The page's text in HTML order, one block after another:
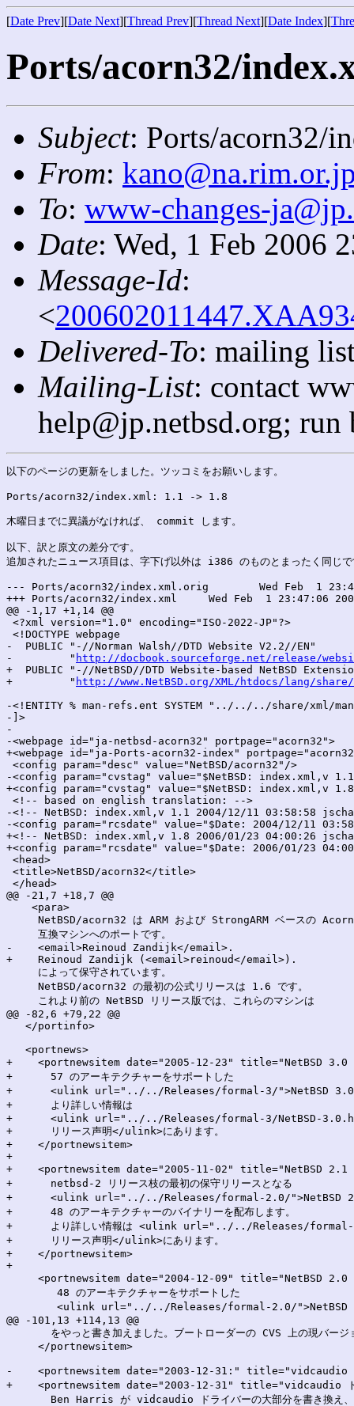
[Date Prev][Date Next][Thread Prev][Thread Next][Date Index][
Ports/acorn32/
Subject: Ports/acorn32/
From:
To: www-changes-
Date: Wed, 1 Feb 2006
Message-Id:
<
Delivered-To: mailing
Mailing-List: contact
help@jp.netbsd.org;
以下のページの更新をしました。ツッコミをお願いします。
Ports/acorn32/index.xml: 1.1 -> 1.8
木曜日までに異議がなければ、 commit します。
以下、訳と原文の差分です。
追加されたニュース項目は、字下げ以外は i386 のものとまったく同じで
--- Ports/acorn32/index.xml.orig	Wed Feb  1 23:47:06 2006
+++ Ports/acorn32/index.xml	Wed Feb  1 23:47:06 2006
@@ -1,17 +1,14 @@
<?xml version="1.0" encoding="ISO-2022-JP"?>
<!DOCTYPE webpage
-  PUBLIC "-//Norman Walsh//DTD Website V2.2//EN"
-         " http://docbook.sourceforge.net/release/
+  PUBLIC "-//NetBSD//DTD Website-based NetBSD
+         " http://www.NetBSD.org/XML/htdocs/lang/
-<!ENTITY % man-refs.ent SYSTEM "../../../share/xml/
-]>
-
-<webpage id="ja-netbsd-acorn32" portpage="acorn32">
+<webpage id="ja-Ports-acorn32-index"
<config param="desc" value="NetBSD/acorn32"/>
-<config param="cvstag" value="$NetBSD: index.xml,v
+<config param="cvstag" value="$NetBSD: index.xml,v
<!-- based on english translation: -->
-<!-- NetBSD: index.xml,v 1.1 2004/12/11 03:58:58
-<config param="rcsdate" value="$Date: 2004/12/11
+<!-- NetBSD: index.xml,v 1.8 2006/01/23 04:00:26
+<config param="rcsdate" value="$Date: 2006/01/23
<head>
<title>NetBSD/acorn32</title>
</head>
@@ -21,7 +18,7 @@
    <para>
NetBSD/acorn32 は ARM および StrongARM ベースの
     互換マシンへのポートです。
-    <email>Reinoud Zandijk</email>.
+    Reinoud Zandijk (<email>reinoud</email>).
     によって保守されています。
     NetBSD/acorn32 の最初の公式リリースは 1.6 です。
     これより前の NetBSD リリース版では、これらのマシンは
@@ -82,6 +79,22 @@
   </portinfo>
   <portnews>
+    <portnewsitem date="2005-12-23" title="NetBSD 3.0
+      57 のアーキテクチャーをサポートした
+      <ulink url="../../Releases/formal-3/">NetBSD 3.0</
+      より詳しい情報は
+      <ulink url="../../Releases/formal-3/NetBSD-
+      リリース声明</ulink>にあります。
+    </portnewsitem>
+
+    <portnewsitem date="2005-11-02" title="NetBSD 2.1
+      netbsd-2 リリース枝の最初の保守リリースとなる
+      <ulink url="../../Releases/formal-2.0/">NetBSD
+      48 のアーキテクチャーのバイナリーを配布します。
+      より詳しい情報は <ulink url="../../Releases/formal-
+      リリース声明</ulink>にあります。
+    </portnewsitem>
+
<portnewsitem date="2004-12-09" title="NetBSD 2.0
        48 のアーキテクチャーをサポートした
<ulink url="../../Releases/formal-2.0/">NetBSD
@@ -101,13 +114,13 @@
をやっと書き加えました。ブートローダーの CVS 上の現バー
     </portnewsitem>
-    <portnewsitem date="2003-12-31:" title="vidcaudio ドラ
+    <portnewsitem date="2003-12-31" title="vidcaudio ドラ
       Ben Harris が vidcaudio ドライバーの大部分を書き換え、